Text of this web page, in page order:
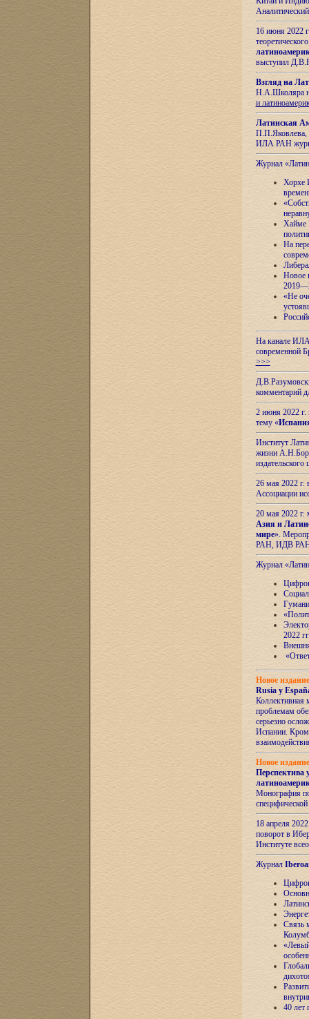
16 июня 2022
выступил
Взгляд на
Н.А.Школяра
и
Латинская
П.П.Яковлева,
ИЛА РАН
Журнал
Хорхе
Хайме
На
Новое
«Не
На канале ИЛА
современной
>>>
комментарий
2 июня 2022 г.
тему «
Институт
жизни
26 мая 2022
Ассоциации
20 мая 2022
Азия и
мире».
РАН, ИДВ
Журнал
2022
Новое
Rusia y
Коллективная
проблемам
серьезно
Испании.
Новое
Перспектива
Монография
18 апреля
поворот в
Институте
Журнал
Связь
40 лет